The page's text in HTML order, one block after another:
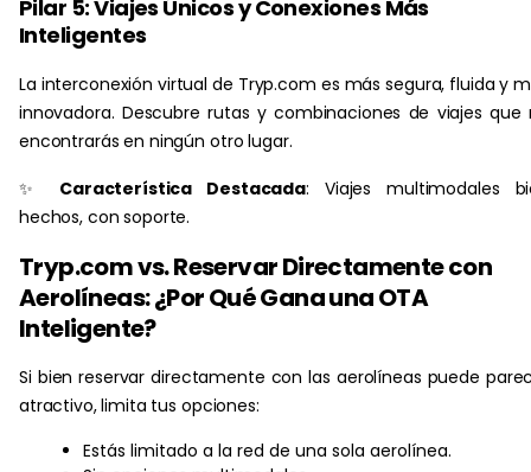
Pilar 5: Viajes Únicos y Conexiones Más
Inteligentes
La interconexión virtual de Tryp.com es más segura, fluida y
innovadora. Descubre rutas y combinaciones de viajes que
encontrarás en ningún otro lugar.
✨ Característica Destacada: Viajes multimodales
hechos, con soporte.
Tryp.com vs. Reservar Directamente con
Aerolíneas: ¿Por Qué Gana una OTA
Inteligente?
Si bien reservar directamente con las aerolíneas puede
atractivo, limita tus opciones:
Estás limitado a la red de una sola aerolínea.